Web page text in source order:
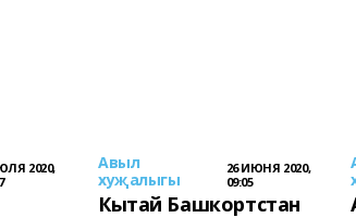
2020,
Авыл
хуҗалыгы
26 ИЮНЯ 2020,
09:05
Кытай Башкортстан